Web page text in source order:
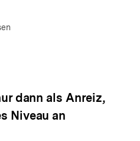
dann als Anreiz,
Niveau an